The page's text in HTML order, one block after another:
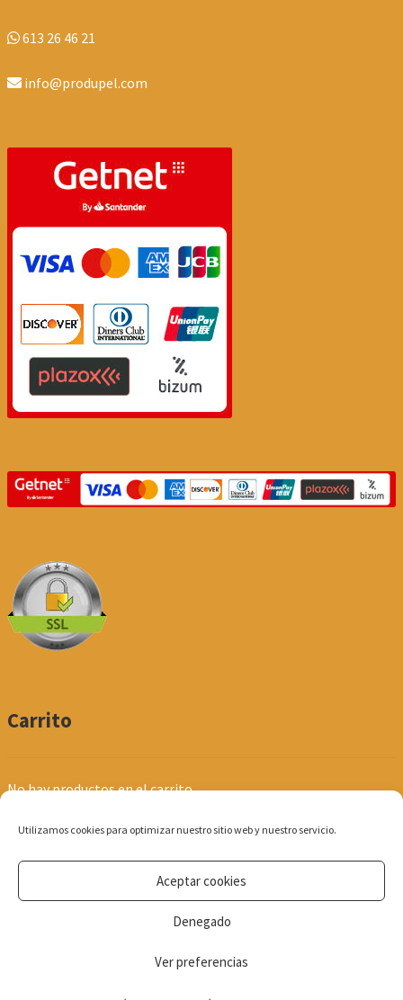
Utilizamos cookies para optimizar nuestro sitio web y nuestro servicio.
Aceptar cookies
Denegado
Ver preferencias
613 26 46 21
info@produpel.com
Carrito
No hay productos en el carrito.
© Produpel | Productos de Peluquería y Estética 2026